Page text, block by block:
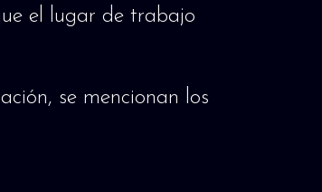
el lugar de trabajo
se mencionan los